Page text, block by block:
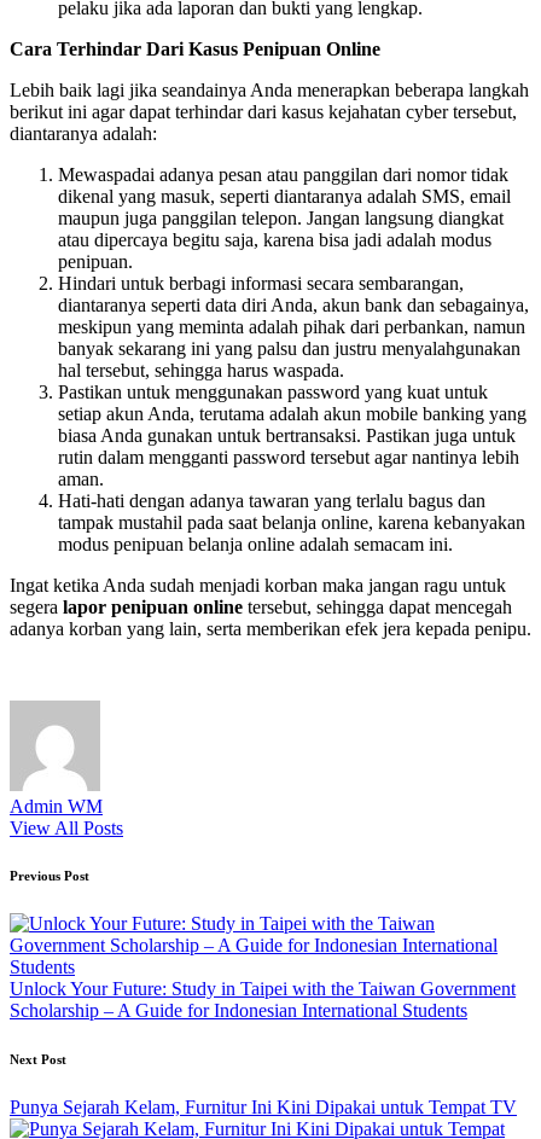
pelaku jika ada laporan dan bukti yang lengkap.
Cara Terhindar Dari Kasus Penipuan Online
Lebih baik lagi jika seandainya Anda menerapkan beberapa langkah
berikut ini agar dapat terhindar dari kasus kejahatan cyber tersebut,
diantaranya adalah:
Mewaspadai adanya pesan atau panggilan dari nomor tidak
dikenal yang masuk, seperti diantaranya adalah SMS, email
maupun juga panggilan telepon. Jangan langsung diangkat
atau dipercaya begitu saja, karena bisa jadi adalah modus
penipuan.
Hindari untuk berbagi informasi secara sembarangan,
diantaranya seperti data diri Anda, akun bank dan sebagainya,
meskipun yang meminta adalah pihak dari perbankan, namun
banyak sekarang ini yang palsu dan justru menyalahgunakan
hal tersebut, sehingga harus waspada.
Pastikan untuk menggunakan password yang kuat untuk
setiap akun Anda, terutama adalah akun mobile banking yang
biasa Anda gunakan untuk bertransaksi. Pastikan juga untuk
rutin dalam mengganti password tersebut agar nantinya lebih
aman.
Hati-hati dengan adanya tawaran yang terlalu bagus dan
tampak mustahil pada saat belanja online, karena kebanyakan
modus penipuan belanja online adalah semacam ini.
Ingat ketika Anda sudah menjadi korban maka jangan ragu untuk
segera lapor penipuan online tersebut, sehingga dapat mencegah
adanya korban yang lain, serta memberikan efek jera kepada penipu.
Admin WM
View All Posts
Post
navigation
Previous Post
Unlock Your Future: Study in Taipei with the Taiwan Government
Scholarship – A Guide for Indonesian International Students
Next Post
Punya Sejarah Kelam, Furnitur Ini Kini Dipakai untuk Tempat TV